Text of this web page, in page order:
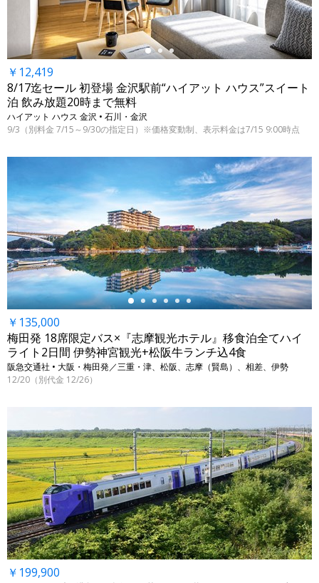
￥12,419
8/17迄セール 初登場 金沢駅前“ハイアット ハウス”スイート
泊 飲み放題20時まで無料
ハイアット ハウス 金沢 • 石川・金沢
9/3（別料金 7/15～9/30の指定日）※価格変動制、表示料金は7/15 9:00時点
←
￥135,000
梅田発 18席限定バス×『志摩観光ホテル』移食泊全てハイ
ライト2日間 伊勢神宮観光+松阪牛ランチ込4食
阪急交通社 • 大阪・梅田発／三重・津、松阪、志摩（賢島）、相差、伊勢
12/20（別代金 12/26）
￥199,900